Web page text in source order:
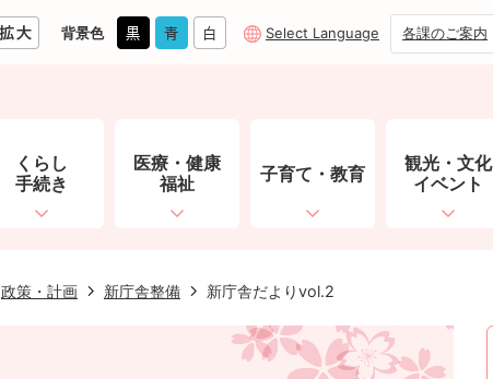
背景色 Select Language 各課のご案内
くらし
手続き
医療・健康
福祉
子育て・教育
観光・文化
イベント
政策・計画 新庁舎整備 新庁舎だよりvol.2